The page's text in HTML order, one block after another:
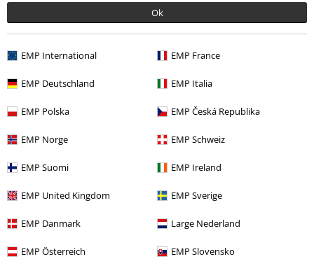
Ok
EMP International EMP France
EMP Deutschland EMP Italia
EMP Polska EMP Česká Republika
EMP Norge EMP Schweiz
EMP Suomi EMP Ireland
EMP United Kingdom EMP Sverige
EMP Danmark Large Nederland
EMP Österreich EMP Slovensko
Flere kategorier. Flere valgmuligheter.
Nyhetsbrev